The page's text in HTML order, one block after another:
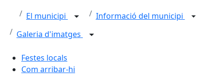
El municipi
Informació del municipi
Galeria d'imatges
Festes locals
Com arribar-hi